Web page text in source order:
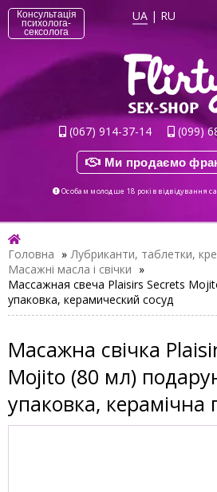
Консультація
психолога-
сексолога
UA | RU
(067) 914-37-14 (099)
Ми продаємо
Особам молодше 18 років відвідування
Головна » Лубриканти, таблетки,
Масажні масла і свічки »
Массажная свеча Plaisirs Secrets
упаковка, керамический сосуд
Масажна свічка
Mojito (80 мл)
упаковка, керамічна